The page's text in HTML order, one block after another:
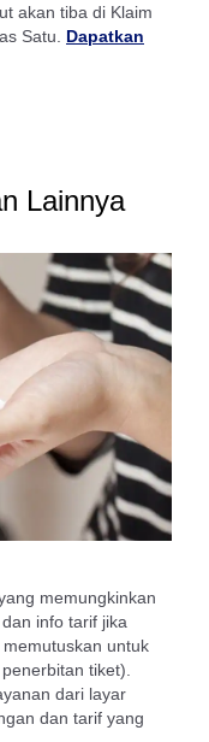
akan tiba di Klaim
Satu. Dapatkan
Lainnya
memungkinkan
info tarif jika
untuk
tiket).
dari layar
dan tarif yang